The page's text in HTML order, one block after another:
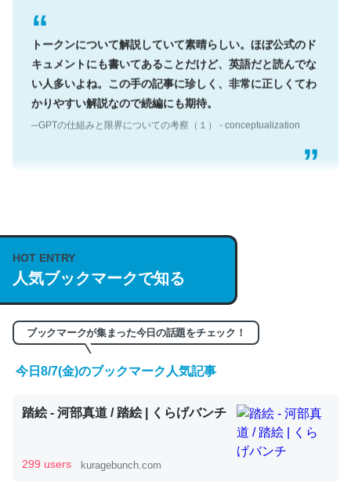
トークンについて解説していて素晴らしい。ほぼ公式のド
キュメントにも書いてあることだけど、英語だと読んでな
い人多いよね。この手の記事に珍しく、非常に正しくてわ
かりやすい解説なので続編にも期待。
─GPTの仕組みと限界についての考察（１） - conceptualization
説してる記事が少ないので貴重な良記事。/続編来た
https://isobe324649.hatenablog.com/entry/2023/03/27
/064121
─GPTの仕組みと限界についての考察（１） - conceptualization
くらい。小説でいう「ずっと前の伏線」は回収されないけ
ど、短期記憶というには多い分量。進化すればするほど分
かりやすく強くなりそう
HOT ENTRY
人気ブックマークで知る
ブックマークが集まった今日の話題をチェック！
今日8/7(金)のブックマーク人気記事
踏絵 - 河部真道 / 踏絵 | くらげバンチ
299 users kuragebunch.com